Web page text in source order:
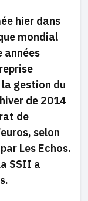
hier dans
mondial
années
gestion du
de 2014
de
selon
Les Echos.
SSII a